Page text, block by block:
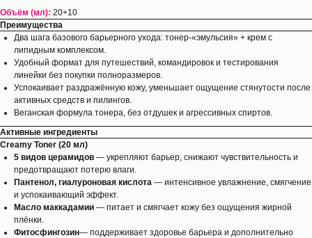
Объём (мл): 20+10
Преимущества
Два шага базового барьерного ухода: тонер-«эмульсия» + крем с
липидным комплексом.
Удобный формат для путешествий, командировок и тестирования
линейки без покупки полноразмеров.
Успокаивает раздражённую кожу, уменьшает ощущение стянутости после
активных средств и пилингов.
Веганская формула тонера, без отдушек и агрессивных спиртов.
Активные ингредиенты
Creamy Toner (20 мл)
5 видов церамидов — укрепляют барьер, снижают чувствительность и
предотвращают потерю влаги.
Пантенол, гиалуроновая кислота — интенсивное увлажнение, смягчение
и успокаивающий эффект.
Масло маккадамии — питает и смягчает кожу без ощущения жирной
плёнки.
Фитосфингозин— поддерживает здоровье барьера и дополнительно